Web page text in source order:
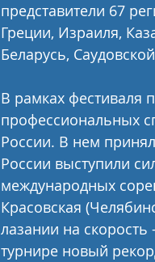
представители 67
Греции, Израиля,
Беларусь,
В рамках фестиваля
профессиональных
России. В нем
России выступили
международных
Красовская
лазании на
турнире новый